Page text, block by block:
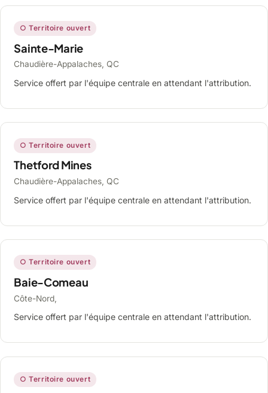
○ Territoire ouvert
Sainte-Marie
Chaudière-Appalaches, QC
Service offert par l'équipe centrale en attendant l'attribution.
○ Territoire ouvert
Thetford Mines
Chaudière-Appalaches, QC
Service offert par l'équipe centrale en attendant l'attribution.
○ Territoire ouvert
Baie-Comeau
Côte-Nord,
Service offert par l'équipe centrale en attendant l'attribution.
○ Territoire ouvert